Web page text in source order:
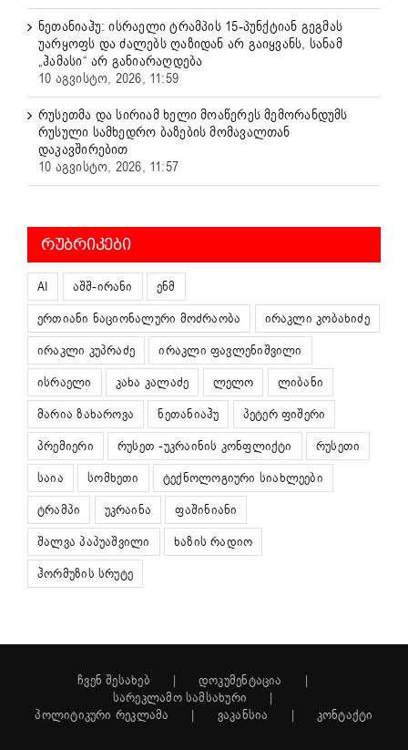
ნეთანიაჰუ: ისრაელი ტრამპის 15-პუნქტიან გეგმას
უარყოფს და ძალებს ღაზიდან არ გაიყვანს, სანამ
„ჰამასი“ არ განიარაღდება
10 აგვისტო, 2026, 11:59
რუსეთმა და სირიამ ხელი მოაწერეს მემორანდუმს
რუსული სამხედრო ბაზების მომავალთან
დაკავშირებით
10 აგვისტო, 2026, 11:57
ᲠᲣᲑᲠᲘᲙᲔᲑᲘ
AI აშშ-ირანი
ენმ
ერთიანი ნაციონალური მოძრაობა
ირაკლი კობახიძე
ირაკლი კუპრაძე
ირაკლი ფავლენიშვილი
ისრაელი
კახა კალაძე ლელო
ლიბანი
მარია ზახაროვა
ნეთანიაჰუ
პეტერ ფიშერი
პრემიერი
რუსეთ -უკრაინის კონფლიქტი
რუსეთი
საია
სომხეთი
ტექნოლოგიური სიახლეები
ტრამპი
უკრაინა
ფაშინიანი
შალვა პაპუაშვილი
ხაზის რადიო
ჰორმუზის სრუტე
ჩვენ შესახებ
დოკუმენტაცია
სარეკლამო სამსახური
პოლიტიკური რეკლამა
ვაკანსია კონტაქტი